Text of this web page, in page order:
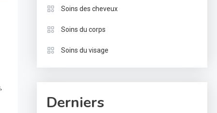
,
Soins des cheveux
Soins du corps
Soins du visage
Derniers